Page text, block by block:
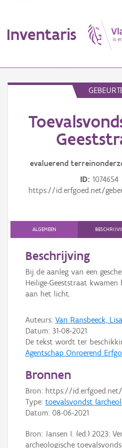
Inventaris
Erfgoedobject
Aanduidingsobject
Waarneming
Persoon of collectief
Downloads
Hergebruik
Aanmelden
evaluerend
ID 1074654
https://id.erfgoed.net/
ALGEMEEN
Beschrijving
Bij de aanleg van een
Heilige-Geeststraat
aan het licht.
Auteurs: Van Ransbeeck, Lisa
Datum: 31-08-2021
De tekst wordt ter
Agentschap Onroerend
Bronnen
Bron: https://id.erfgoed.net/
Type: toevalsvondst
Datum: 08-06-2021
Bron: Jansen I. (ed.) 2023:
archeologische